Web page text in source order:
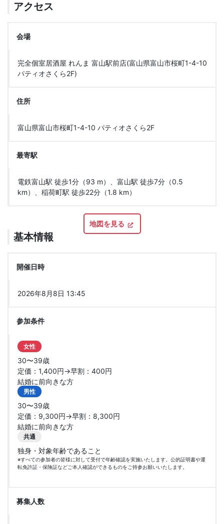
アクセス
会場
完全個室居酒屋 れんま 富山駅前店(富山県富山市桜町1-4-10
パティオさくら2F)
住所
富山県富山市桜町1-4-10 パティオさくら2F
最寄駅
電鉄富山駅 徒歩1分（93 m）、富山駅 徒歩7分（0.5
km）、稲荷町駅 徒歩22分（1.8 km）
地図を見る
基本情報
開催日時
2026年8月8日 13:45
参加条件
女性
30〜39歳
定価：1,400円→早割：400円
結婚に前向きな方
男性
30〜39歳
定価：9,300円→早割：8,300円
結婚に前向きな方
共通
独身・対象年齢であること
※すべての参加者の皆様に対して受付で年齢確認を実施いたします。公的証明書や運
転免許証・保険証などご本人確認ができるものをご持参お願いいたします。
募集人数